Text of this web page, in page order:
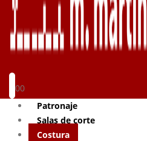
00
Patronaje
Salas de corte
Costura